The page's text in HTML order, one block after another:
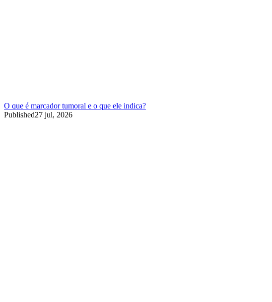
O que é marcador tumoral e o que ele indica?
Published27 jul, 2026